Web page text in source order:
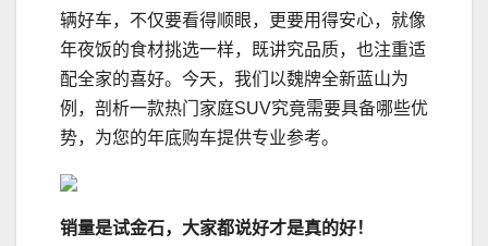
辆好车，不仅要看得顺眼，更要用得安心，就像
年夜饭的食材挑选一样，既讲究品质，也注重适
配全家的喜好。今天，我们以魏牌全新蓝山为
例，剖析一款热门家庭SUV究竟需要具备哪些优
势，为您的年底购车提供专业参考。
销量是试金石， 大家都说好才是真的好！